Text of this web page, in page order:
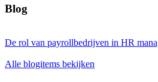
Blog
De rol van payrollbedrijven in HR
Alle blogitems bekijken